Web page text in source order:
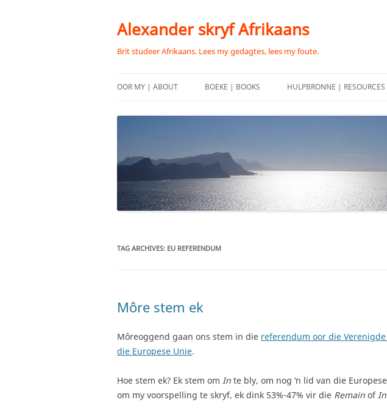
content
Alexander skryf Afrikaans
Brit studeer Afrikaans. Lees my gedagtes, lees my foute.
OOR MY | ABOUT BOEKE | BOOKS HULPBRONNE | RESOURCES
TAG ARCHIVES: EU REFERENDUM
Môre stem ek
Môreoggend gaan ons stem in die referendum oor die
die Europese Unie.
Hoe stem ek? Ek stem om In te bly, om nog ‘n lid van die
om my voorspelling te skryf, ek dink 53%-47% vir die Remain ofIn